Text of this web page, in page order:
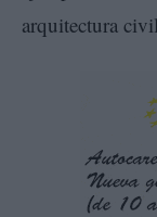
arquitectura